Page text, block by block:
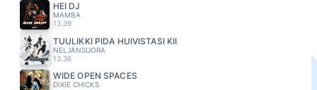
HEI DJ
MAMBA
13.39
TUULIKKI PIDA HUIVISTASI KII
NELJÄNSUORA
13.36
WIDE OPEN SPACES
DIXIE CHICKS